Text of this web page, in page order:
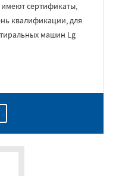
сертификаты,
квалификации, для
машин Lg